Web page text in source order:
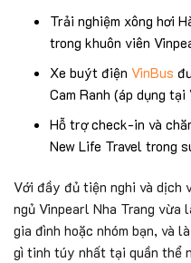
Trải nghiệm xông hơi
trong khuôn viên
Xe buýt điện VinBus
Cam Ranh (áp dụng tại
Hỗ trợ check-in và
New Life Travel trong
Với đầy đủ tiện nghi và dịch
ngủ Vinpearl Nha Trang
gia đình hoặc nhóm bạn, và
gì tinh túy nhất tại quần thể